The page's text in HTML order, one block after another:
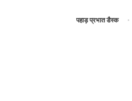
पहाड़ प्रभात डैस्क